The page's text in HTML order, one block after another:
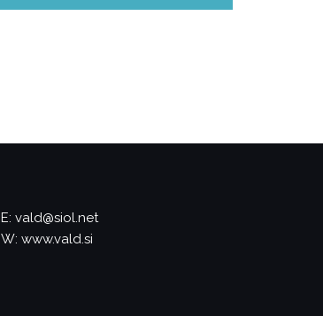
E: vald@siol.net
W: www.vald.si